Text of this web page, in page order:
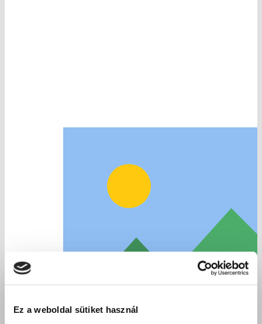
Ez a weboldal sütiket használ